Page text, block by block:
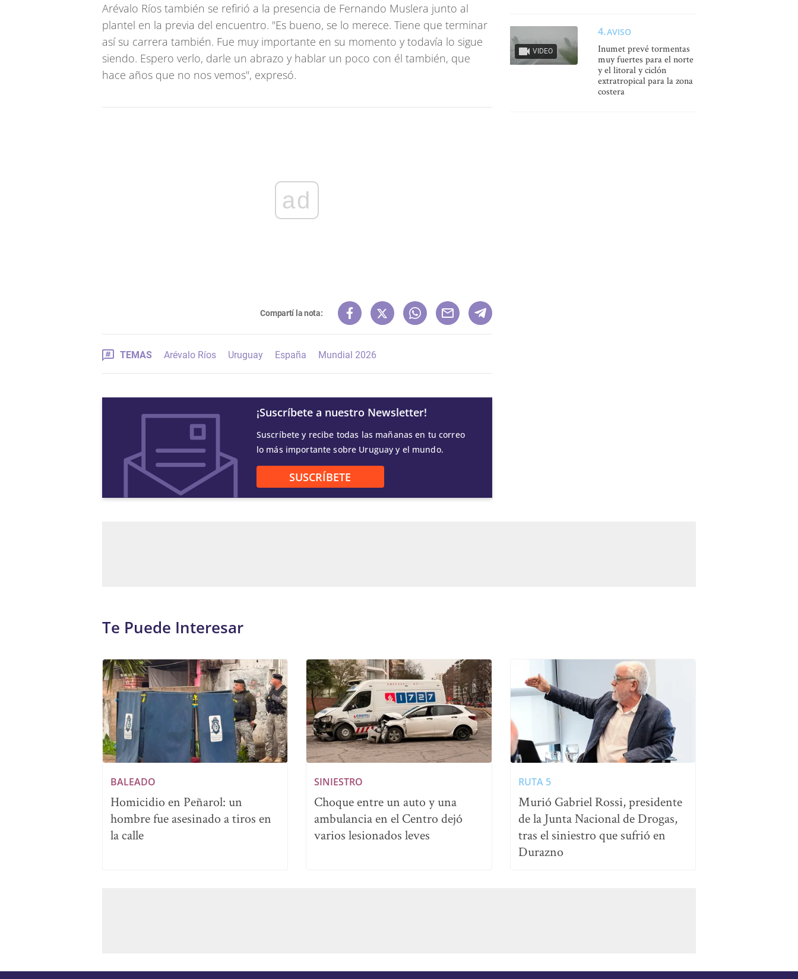
Arévalo Ríos también se refirió a la presencia de Fernando Muslera junto al
plantel en la previa del encuentro. "Es bueno, se lo merece. Tiene que terminar
así su carrera también. Fue muy importante en su momento y todavía lo sigue
siendo. Espero verlo, darle un abrazo y hablar un poco con él también, que
hace años que no nos vemos", expresó.
ad
Compartí la nota:
TEMAS Arévalo Ríos Uruguay España Mundial 2026
¡Suscríbete a nuestro Newsletter!
Suscríbete y recibe todas las mañanas en tu correo
lo más importante sobre Uruguay y el mundo.
SUSCRÍBETE
VIDEO
AVISO
Inumet prevé tormentas
muy fuertes para el norte
y el litoral y ciclón
extratropical para la zona
costera
Te Puede Interesar
BALEADO
Homicidio en Peñarol: un
hombre fue asesinado a tiros en
la calle
SINIESTRO
Choque entre un auto y una
ambulancia en el Centro dejó
varios lesionados leves
RUTA 5
Murió Gabriel Rossi, presidente
de la Junta Nacional de Drogas,
tras el siniestro que sufrió en
Durazno